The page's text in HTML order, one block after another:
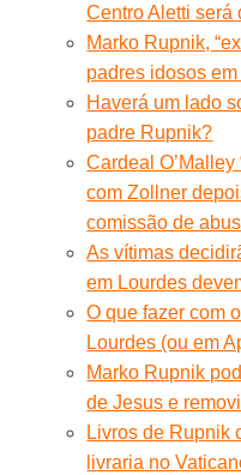
Centro Aletti será
Marko Rupnik,
padres idosos
Haverá um lado
padre Rupnik?
Cardeal
com Zollner
comissão de
As vítimas
em Lourdes
O que fazer com
Lourdes (ou em
Marko Rupnik
de Jesus e
Livros de Rupnik
livraria no